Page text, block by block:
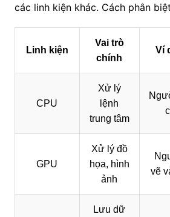
các linh kiện khác. Cách phân
Linh kiện
Vai trò
chính
Ví
CPU
Xử lý
lệnh
trung tâm
GPU
Xử lý đồ
họa, hình
ảnh
vẽ
Lưu dữ